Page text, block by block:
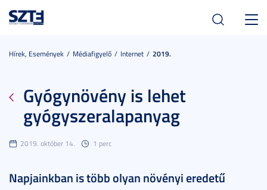
Hírek, Események Médiafigyelő Internet 2019.
Gyógynövény is lehet
gyógyszeralapanyag
2019. október 14. 1 perc
Napjainkban is több olyan növényi eredetű